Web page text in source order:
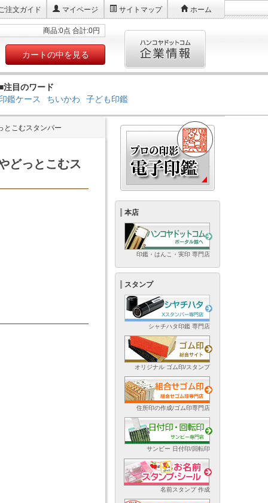
注文ガイド マイページ サイトマップ ホーム
商品:0点 合計:0円
カートの中を見る
注目のワード
鑑ケース
ちいかわ 子ども印鑑
とこむスタンパー
どっとこむス
本店
印鑑・はんこ・実印 専門店
スタンプ
シャチハタ印鑑 専門店
オリジナル ゴム印/スタンプ
住所印の作成/ゴム印専門店
サンビー 日付印/回転印
名前スタンプ 作成